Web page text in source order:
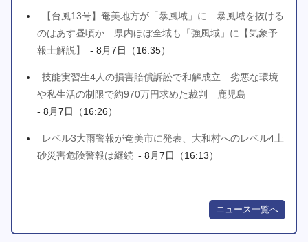
【台風13号】奄美地方が「暴風域」に 暴風域を抜ける
のはあす昼頃か 県内ほぼ全域も「強風域」に【気象予
報士解説】
- 8月7日（16:35）
技能実習生4人の損害賠償訴訟で和解成立 劣悪な環境
や私生活の制限で約970万円求めた裁判 鹿児島
- 8月7日（16:26）
レベル3大雨警報が奄美市に発表、大和村へのレベル4土
砂災害危険警報は継続 - 8月7日（16:13）
ニュース一覧へ